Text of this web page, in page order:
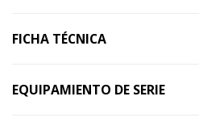
FICHA TÉCNICA
EQUIPAMIENTO DE SERIE